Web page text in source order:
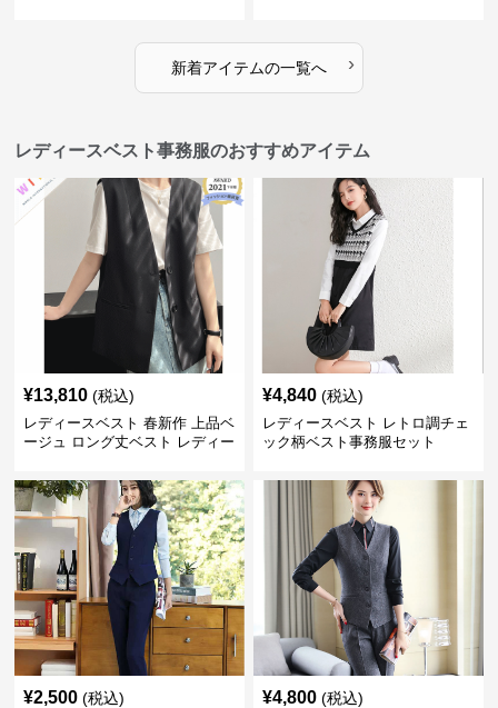
新着アイテムの一覧へ ›
レディースベスト事務服のおすすめアイテム
¥13,810 (税込)
レディースベスト 春新作 上品ベ
ージュ ロング丈ベスト レディー
¥4,840 (税込)
レディースベスト レトロ調チェ
ック柄ベスト事務服セット
¥2,500 (税込) ¥4,800 (税込)